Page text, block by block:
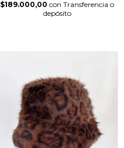
$189.000,00 con Transferencia o
depósito